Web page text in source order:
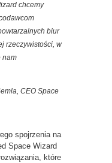
chcemy
biur
rzeczywistości, w
nam
CEO Space
spojrzenia na
Space Wizard
które